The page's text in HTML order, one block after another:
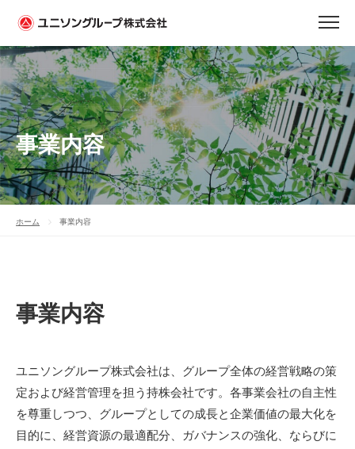
事業内容
ホーム 事業内容
事業内容
ユニソングループ株式会社は、グループ全体の経営戦略の策
定および経営管理を担う持株会社です。各事業会社の自主性
を尊重しつつ、グループとしての成長と企業価値の最大化を
目的に、経営資源の最適配分、ガバナンスの強化、ならびに